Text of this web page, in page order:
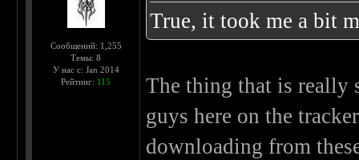
Сообщений: 1,255
Темы: 8
У нас с: Jan 2014
Рейтинг: 115
True, it took me a bit
The thing that is really
guys here on the
downloading from